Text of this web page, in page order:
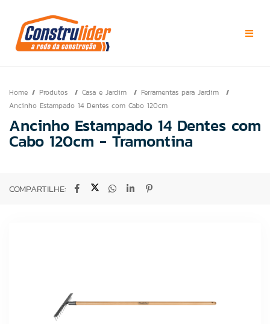
Home Produtos Casa e Jardim
Ferramentas para Jardim
Ancinho Estampado 14 Dentes com Cabo 120cm
Ancinho Estampado 14 Dentes com
Cabo 120cm - Tramontina
COMPARTILHE: